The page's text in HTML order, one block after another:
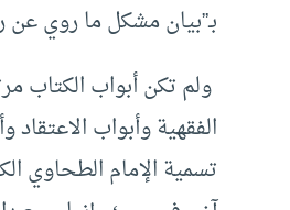
بـ”بيان مشكل ما روي عن
ولم تكن أبواب الكتاب
الفقهية وأبواب
تسمية الإمام الطحاوي